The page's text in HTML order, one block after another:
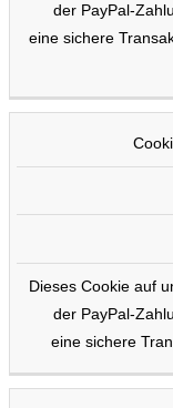
der PayPal-
eine sichere
Dieses Cookie auf
der PayPal-
eine sichere